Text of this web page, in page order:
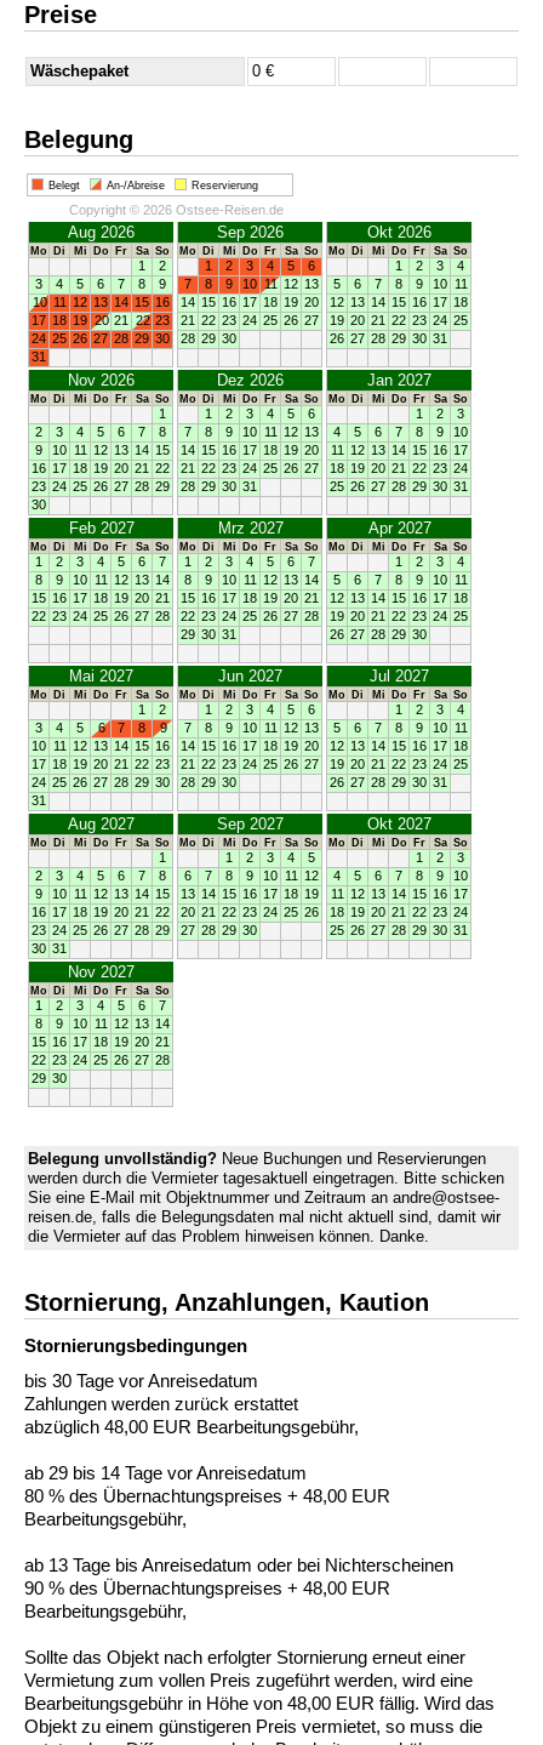
Preise
Wäschepaket 0 €
Belegung
Belegt An-/Abreise Reservierung
Copyright © 2026 Ostsee-Reisen.de
Aug 2026
Mo Di Mi Do Fr Sa So
1
2
3
4 5 6 7 8
9
10 11 12 13 14 15 16
17 18 19 20 21 22 23
24 25 26 27 28 29 30
31
Sep 2026
Mo Di Mi Do Fr Sa So
1 2 3 4 5
6
7
8 9 10 11 12 13
14 15 16 17 18 19 20
21 22 23 24 25 26 27
28 29 30
Okt 2026
Mo Di Mi Do Fr Sa So
1 2 3
4
5
6 7 8 9 10 11
12 13 14 15 16 17 18
19 20 21 22 23 24 25
26 27 28 29 30 31
Nov 2026
Mo Di Mi Do Fr Sa So
1
2
3 4 5 6 7
8
9
10 11 12 13 14 15
16 17 18 19 20 21 22
23 24 25 26 27 28 29
30
Dez 2026
Mo Di Mi Do Fr Sa So
1 2 3 4 5
6
7
8 9 10 11 12 13
14 15 16 17 18 19 20
21 22 23 24 25 26 27
28 29 30 31
Jan 2027
Mo Di Mi Do Fr Sa So
1 2
3
4
5 6 7 8 9
10
11 12 13 14 15 16 17
18 19 20 21 22 23 24
25 26 27 28 29 30 31
Feb 2027
Mo Di Mi Do Fr Sa So
1 2 3 4 5 6
7
8
9 10 11 12 13 14
15 16 17 18 19 20 21
22 23 24 25 26 27 28
Mrz 2027
Mo Di Mi Do Fr Sa So
1 2 3 4 5 6
7
8
9 10 11 12 13 14
15 16 17 18 19 20 21
22 23 24 25 26 27 28
29 30 31
Apr 2027
Mo Di Mi Do Fr Sa So
1 2 3
4
5
6 7 8 9 10 11
12 13 14 15 16 17 18
19 20 21 22 23 24 25
26 27 28 29 30
Mai 2027
Mo Di Mi Do Fr Sa So
1
2
3
4 5 6 7 8
9
10 11 12 13 14 15 16
17 18 19 20 21 22 23
24 25 26 27 28 29 30
31
Jun 2027
Mo Di Mi Do Fr Sa So
1 2 3 4 5
6
7
8 9 10 11 12 13
14 15 16 17 18 19 20
21 22 23 24 25 26 27
28 29 30
Jul 2027
Mo Di Mi Do Fr Sa So
1 2 3
4
5
6 7 8 9 10 11
12 13 14 15 16 17 18
19 20 21 22 23 24 25
26 27 28 29 30 31
Aug 2027
Mo Di Mi Do Fr Sa So
1
2
3 4 5 6 7
8
9
10 11 12 13 14 15
16 17 18 19 20 21 22
23 24 25 26 27 28 29
30 31
Sep 2027
Mo Di Mi Do Fr Sa So
1 2 3 4
5
6
7 8 9 10 11 12
13 14 15 16 17 18 19
20 21 22 23 24 25 26
27 28 29 30
Okt 2027
Mo Di Mi Do Fr Sa So
1 2
3
4
5 6 7 8 9
10
11 12 13 14 15 16 17
18 19 20 21 22 23 24
25 26 27 28 29 30 31
Nov 2027
Mo Di Mi Do Fr Sa So
1 2 3 4 5 6
7
8
9 10 11 12 13 14
15 16 17 18 19 20 21
22 23 24 25 26 27 28
29 30
Belegung unvollständig? Neue Buchungen und Reservierungen
werden durch die Vermieter tagesaktuell eingetragen. Bitte schicken
Sie eine E-Mail mit Objektnummer und Zeitraum an andre@ostsee-
reisen.de, falls die Belegungsdaten mal nicht aktuell sind, damit wir
die Vermieter auf das Problem hinweisen können. Danke.
Stornierung, Anzahlungen, Kaution
Stornierungs­bedingungen
bis 30 Tage vor Anreisedatum
Zahlungen werden zurück erstattet
abzüglich 48,00 EUR Bearbeitungsgebühr,
ab 29 bis 14 Tage vor Anreisedatum
80 % des Übernachtungspreises + 48,00 EUR
Bearbeitungsgebühr,
ab 13 Tage bis Anreisedatum oder bei Nichterscheinen
90 % des Übernachtungspreises + 48,00 EUR
Bearbeitungsgebühr,
Sollte das Objekt nach erfolgter Stornierung erneut einer
Vermietung zum vollen Preis zugeführt werden, wird eine
Bearbeitungsgebühr in Höhe von 48,00 EUR fällig. Wird das
Objekt zu einem günstigeren Preis vermietet, so muss die